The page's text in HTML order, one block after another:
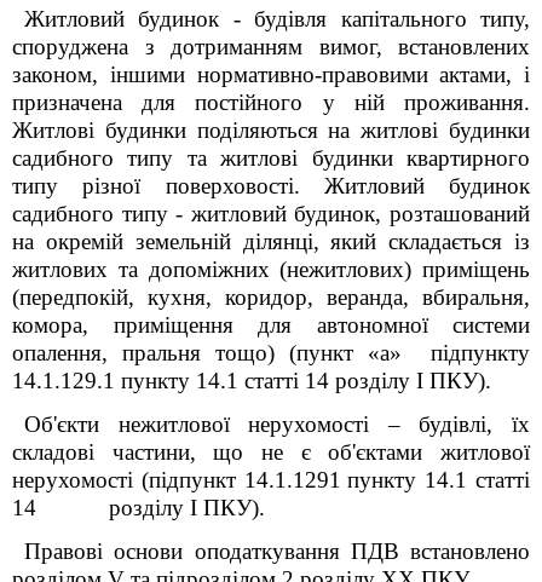
Житловий будинок - будівля капітального типу,
споруджена з дотриманням вимог, встановлених
законом, іншими нормативно-правовими актами, і
призначена для постійного у ній проживання.
Житлові будинки поділяються на житлові будинки
садибного типу та житлові будинки квартирного
типу різної поверховості. Житловий будинок
садибного типу - житловий будинок, розташований
на окремій земельній ділянці, який складається із
житлових та допоміжних (нежитлових) приміщень
(передпокій, кухня, коридор, веранда, вбиральня,
комора, приміщення для автономної системи
опалення, пральня тощо) (пункт «а» підпункту
14.1.129.1 пункту 14.1 статті 14 розділу І ПКУ).
Об'єкти нежитлової нерухомості – будівлі, їх
складові частини, що не є об'єктами житлової
нерухомості (підпункт 14.1.1291 пункту 14.1 статті
14 розділу І ПКУ).
Правові основи оподаткування ПДВ встановлено